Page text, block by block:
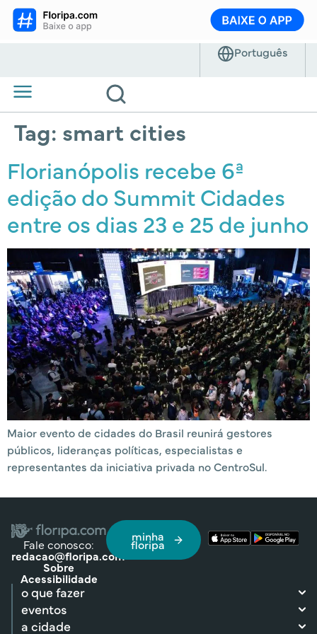
Tag: smart cities
Florianópolis recebe 6ª
edição do Summit Cidades
entre os dias 23 e 25 de junho
Maior evento de cidades do Brasil reunirá gestores
públicos, lideranças políticas, especialistas e
representantes da iniciativa privada no CentroSul.
Fale conosco:
redacao@floripa.com
Sobre
Acessibilidade
minha
floripa
o que fazer
eventos
a cidade